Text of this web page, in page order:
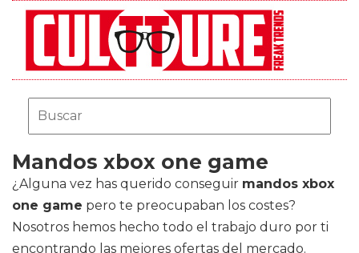
Mandos xbox one game
¿Alguna vez has querido conseguir mandos xbox
one game pero te preocupaban los costes?
Nosotros hemos hecho todo el trabajo duro por ti
encontrando las mejores ofertas del mercado.